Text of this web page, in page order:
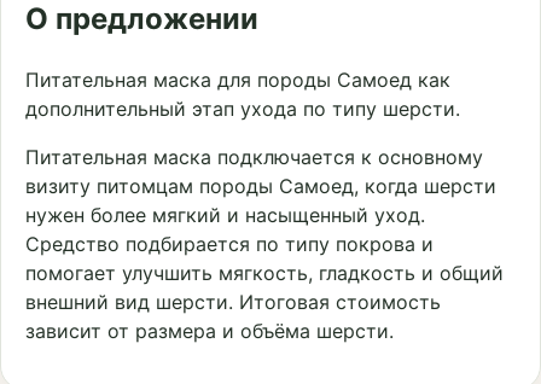
О предложении
Питательная маска для породы Самоед как
дополнительный этап ухода по типу шерсти.
Питательная маска подключается к основному
визиту питомцам породы Самоед, когда шерсти
нужен более мягкий и насыщенный уход.
Средство подбирается по типу покрова и
помогает улучшить мягкость, гладкость и общий
внешний вид шерсти. Итоговая стоимость
зависит от размера и объёма шерсти.